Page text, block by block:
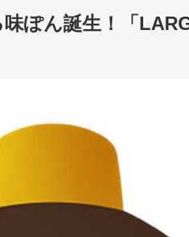
ぽん誕生！「